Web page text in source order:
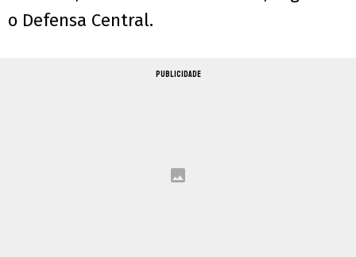
o Defensa Central.
PUBLICIDADE